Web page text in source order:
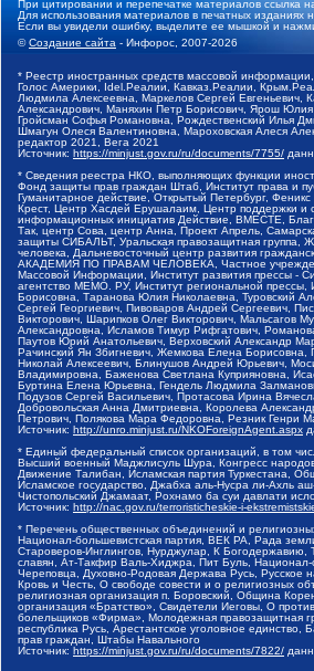
При цитировании и перепечатке материалов
Для использования материалов в печатных
Если вы увидели ошибку, выделите ее мышкой и
©Создание сайта - Инфорос, 2007-2026
* Реестр иностранных средств массовой
Голос Америки, Idel.Реалии, Кавказ.Реалии,
Людмила Алексеевна, Маркелов Сергей Евгеньевич,
Александрович, Маняхин Петр Борисович, Ярош
Гройсман Софья Романовна, Рождественский Илья
Шмагун Олеся Валентиновна, Мароховская Алеся
редактор 2021, Вега 2021
Источник: https://minjust.gov.ru/ru/documents/7755/
* Сведения реестра НКО, выполняющих функции
Фонд защиты прав граждан Штаб, Институт права и
Гуманитарное действие, Открытый Петербург,
Крест, Центр Хасдей Ерушалаим, Центр поддержки и
информационных инициатив Действие, ВМЕСТЕ,
Так, центр Сова, центр Анна, Проект Апрель,
защиты СИБАЛЬТ, Уральская правозащитная группа,
человека, Дальневосточный центр развития
АКАДЕМИЯ ПО ПРАВАМ ЧЕЛОВЕКА, Частное
Массовой Информации, Институт развития прессы -
агентство МЕМО. РУ, Институт региональной
Борисовна, Таранова Юлия Николаевна, Туровский
Сергей Георгиевич, Пивоваров Андрей Сергеевич,
Викторович, Шарипков Олег Викторович, Мальсагов
Александровна, Исламов Тимур Рифгатович,
Паутов Юрий Анатольевич, Верховский Александр
Рачинский Ян Збигневич, Жемкова Елена
Николай Алексеевич, Блинушов Андрей Юрьевич,
Владимировна, Баженова Светлана Куприяновна,
Буртина Елена Юрьевна, Гендель Людмила
Подузов Сергей Васильевич, Протасова Ирина
Добровольская Анна Дмитриевна, Королева
Петрович, Полякова Мара Федоровна, Резник Генри
Источник: http://unro.minjust.ru/NKOForeignAgent.aspx
* Единый федеральный список организаций, в том
Высший военный Маджлисуль Шура, Конгресс
Движение Талибан, Исламская партия Туркестана,
Исламское государство, Джабха аль-Нусра ли-Ахль
Чистопольский Джамаат, Рохнамо ба суи давлати
Источник: http://nac.gov.ru/terroristicheskie-i-
* Перечень общественных объединений и
Национал-большевистская партия, ВЕК РА, Рада
Староверов-Инглингов, Нурджулар, К
славян, Ат-Такфир Валь-Хиджра, Пит Буль,
Череповца, Духовно-Родовая Держава Русь, Русское
Кровь и Честь, О свободе совести и о религиозных
религиозная организация п. Боровский, Община
организация «Братство», Свидетели Иеговы, О
болельщиков «Фирма», Молодежная правозащитная
республика Русь, Арестантское уголовное
прав граждан, Штабы Навального
Источник: https://minjust.gov.ru/ru/documents/7822/